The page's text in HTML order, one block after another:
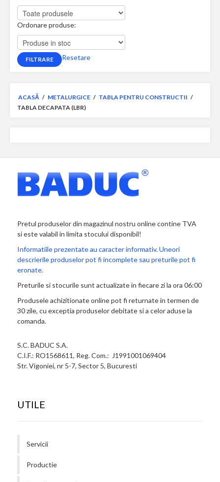
Ordonare produse:
Resetare
ACASĂ / METALURGICE / TABLA PENTRU CONSTRUCTII /
TABLA DECAPATA (LBR)
Pretul produselor din magazinul nostru online contine TVA
si este valabil in limita stocului disponibil!
Informatiile prezentate au caracter informativ. Uneori
descrierile produselor pot fi incomplete sau preturile pot fi
eronate.
Preturile si stocurile sunt actualizate in fiecare zi la ora 06:00
Produsele achizitionate online pot fi returnate in termen de
30 zile, cu exceptia produselor debitate si a celor aduse la
comanda.
S.C. BADUC S.A.
C.I.F.: RO1568611, Reg. Com.: J1991001069404
Str. Vigoniei, nr 5-7, Sector 5, Bucuresti
UTILE
Servicii
Productie